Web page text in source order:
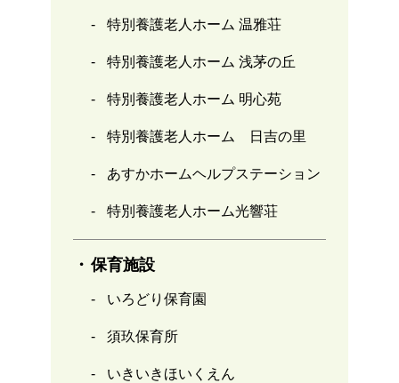
特別養護老人ホーム 温雅荘
特別養護老人ホーム 浅茅の丘
特別養護老人ホーム 明心苑
特別養護老人ホーム 日吉の里
あすかホームヘルプステーション
特別養護老人ホーム光響荘
保育施設
いろどり保育園
須玖保育所
いきいきほいくえん